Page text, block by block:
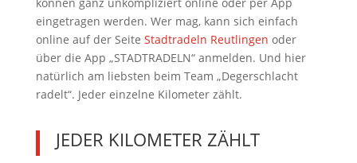
eingetragen werden. Wer mag, kann sich einfach
online auf der Seite Stadtradeln Reutlingen oder
über die App „STADTRADELN“ anmelden. Und hier
natürlich am liebsten beim Team „Degerschlacht
radelt“. Jeder einzelne Kilometer zählt.
JEDER KILOMETER ZÄHLT